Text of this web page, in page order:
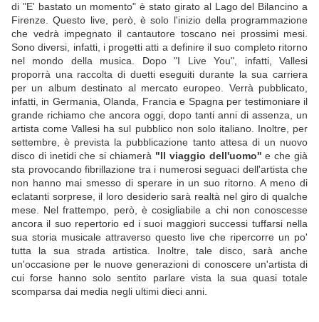
di "E' bastato un momento" è stato girato al Lago del Bilancino a
Firenze. Questo live, però, è solo l'inizio della programmazione
che vedrà impegnato il cantautore toscano nei prossimi mesi.
Sono diversi, infatti, i progetti atti a definire il suo completo ritorno
nel mondo della musica. Dopo "I Live You", infatti, Vallesi
proporrà una raccolta di duetti eseguiti durante la sua carriera
per un album destinato al mercato europeo. Verrà pubblicato,
infatti, in Germania, Olanda, Francia e Spagna per testimoniare il
grande richiamo che ancora oggi, dopo tanti anni di assenza, un
artista come Vallesi ha sul pubblico non solo italiano. Inoltre, per
settembre, è prevista la pubblicazione tanto attesa di un nuovo
disco di inetidi che si chiamerà "Il viaggio dell'uomo" e che già
sta provocando fibrillazione tra i numerosi seguaci dell'artista che
non hanno mai smesso di sperare in un suo ritorno. A meno di
eclatanti sorprese, il loro desiderio sarà realtà nel giro di qualche
mese. Nel frattempo, però, è cosigliabile a chi non conoscesse
ancora il suo repertorio ed i suoi maggiori successi tuffarsi nella
sua storia musicale attraverso questo live che ripercorre un po'
tutta la sua strada artistica. Inoltre, tale disco, sarà anche
un'occasione per le nuove generazioni di conoscere un'artista di
cui forse hanno solo sentito parlare vista la sua quasi totale
scomparsa dai media negli ultimi dieci anni.